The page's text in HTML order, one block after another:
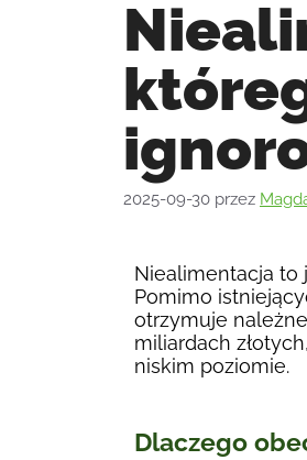
2025-09-30 przez
Niealimentacja to
Pomimo
otrzymuje
miliardach
niskim poziomie.
Dlaczego